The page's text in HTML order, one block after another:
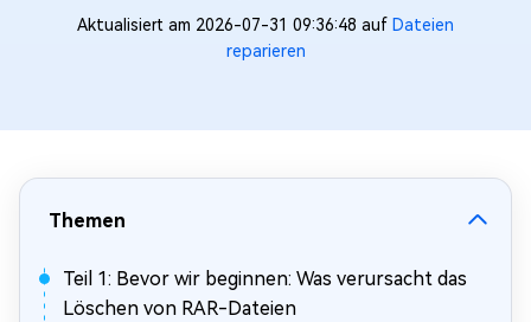
Aktualisiert am 2026-07-31 09:36:48 auf Dateien
reparieren
Themen
Teil 1: Bevor wir beginnen: Was verursacht das
Löschen von RAR-Dateien